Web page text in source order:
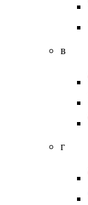
в
г